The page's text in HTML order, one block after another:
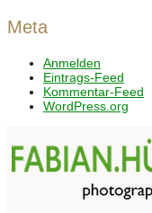
Meta
Anmelden
Eintrags-Feed
Kommentar-Feed
WordPress.org